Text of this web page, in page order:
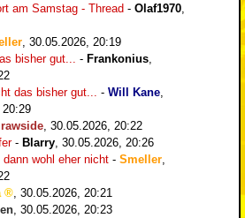
am Samstag - Thread - Olaf1970,
, 30.05.2026, 20:19
bisher gut... - Frankonius,
das bisher gut... - Will Kane,
rawside, 30.05.2026, 20:22
- Blarry, 30.05.2026, 20:26
wohl eher nicht - Smeller,
, 30.05.2026, 20:21
, 30.05.2026, 20:23